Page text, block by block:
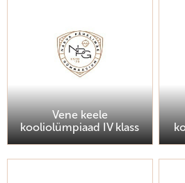
Vene keele
kooliolümpiaad IV klass